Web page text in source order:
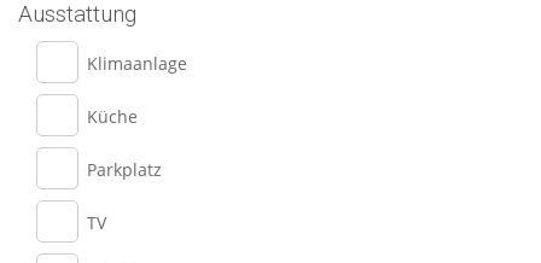
Ausstattung
Klimaanlage
Küche
Parkplatz
TV